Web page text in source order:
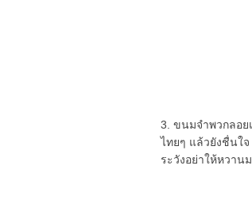
3. ขนมจำพวกลอย
ไทยๆ แล้วยังชื่นใ
ระวังอย่าให้หวาน